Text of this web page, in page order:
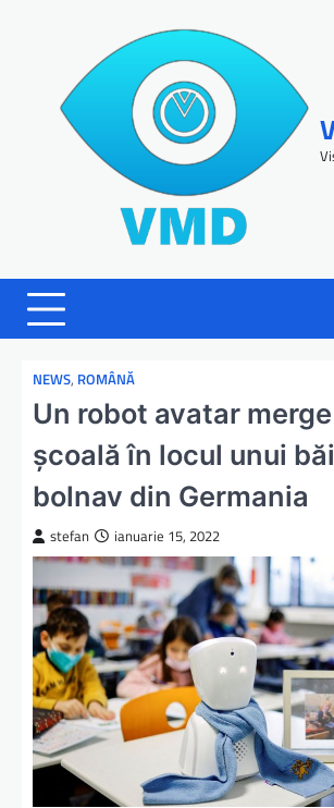
NEWS, ROMÂNĂ
Un robot avatar
şcoală în locul unui
bolnav din Germania
stefan ianuarie 15, 2022